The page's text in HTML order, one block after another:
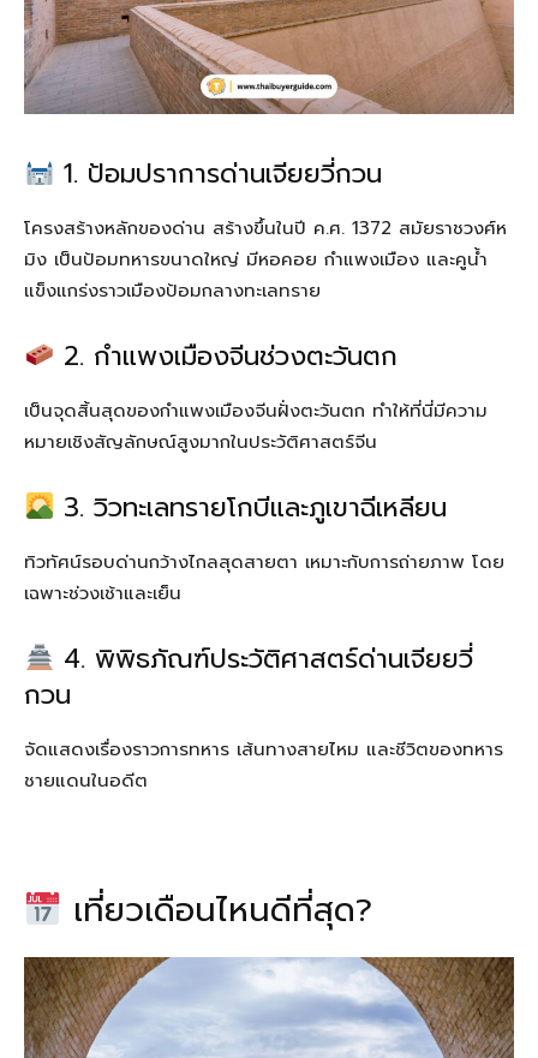
1. ป้อมปราการด่านเจียยวี่กวน
โครงสร้างหลักของด่าน สร้างขึ้นในปี ค.ศ. 1372 สมัยราชวงศ์ห
มิง เป็นป้อมทหารขนาดใหญ่ มีหอคอย กำแพงเมือง และคูน้ำ
แข็งแกร่งราวเมืองป้อมกลางทะเลทราย
2. กำแพงเมืองจีนช่วงตะวันตก
เป็นจุดสิ้นสุดของกำแพงเมืองจีนฝั่งตะวันตก ทำให้ที่นี่มีความ
หมายเชิงสัญลักษณ์สูงมากในประวัติศาสตร์จีน
3. วิวทะเลทรายโกบีและภูเขาฉีเหลียน
ทิวทัศน์รอบด่านกว้างไกลสุดสายตา เหมาะกับการถ่ายภาพ โดย
เฉพาะช่วงเช้าและเย็น
4. พิพิธภัณฑ์ประวัติศาสตร์ด่านเจียยวี่
กวน
จัดแสดงเรื่องราวการทหาร เส้นทางสายไหม และชีวิตของทหาร
ชายแดนในอดีต
เที่ยวเดือนไหนดีที่สุด?